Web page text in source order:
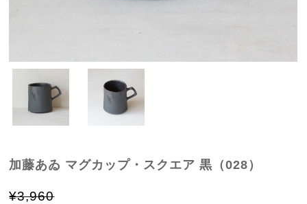
加藤あゐ マグカップ・スクエア 黒（028）
¥3,960